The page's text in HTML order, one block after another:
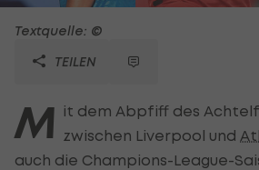
Textquelle: ©
TEILEN
M it dem Abpfiff des
zwischen Liverpool und
auch die Champions-League-